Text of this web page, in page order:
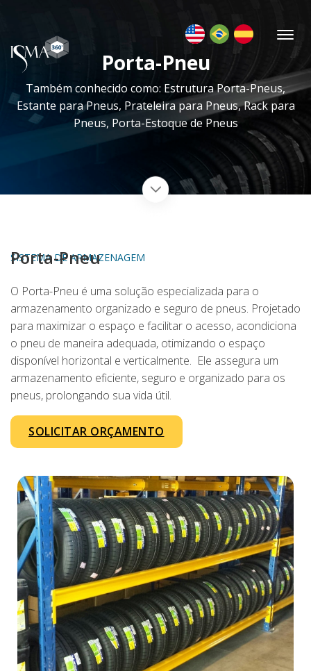
Porta-Pneu
Também conhecido como: Estrutura Porta-Pneus,
Estante para Pneus, Prateleira para Pneus, Rack para
Pneus, Porta-Estoque de Pneus
SISTEMA DE ARMAZENAGEM
Porta-Pneu
O Porta-Pneu é uma solução especializada para o
armazenamento organizado e seguro de pneus. Projetado
para maximizar o espaço e facilitar o acesso, acondiciona
o pneu de maneira adequada, otimizando o espaço
disponível horizontal e verticalmente. Ele assegura um
armazenamento eficiente, seguro e organizado para os
pneus, prolongando sua vida útil.
SOLICITAR ORÇAMENTO